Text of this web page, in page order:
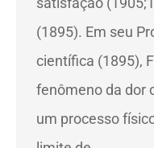
(1895). Em seu
científica (1895),
fenômeno da dor
um processo